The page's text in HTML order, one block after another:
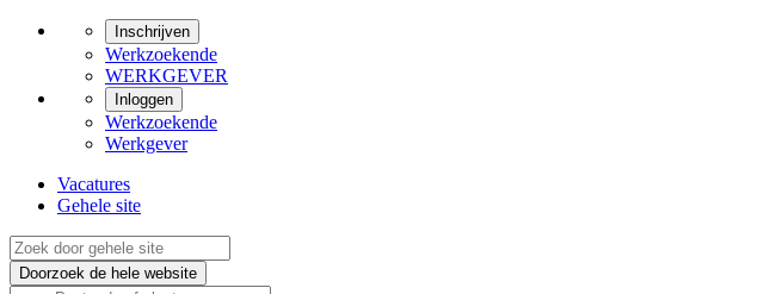
Inschrijven
Werkzoekende
WERKGEVER
Inloggen
Werkzoekende
Werkgever
Vacatures
Gehele site